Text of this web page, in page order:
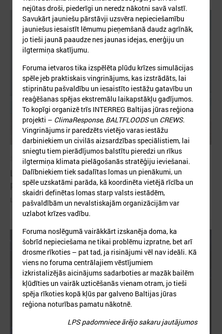
2026. gada 18. maijs
LPS Azerbaidžānā piedalās vērienīgajā Pasaules
pilsētu forumā
LPS Azerbaidžānā piedalās vērienīgajā Pasaules pilsētu forumā
nejūtas droši, piederīgi un neredz nākotni savā valstī.
Savukārt jauniešu pārstāvji uzsvēra nepieciešamību
jauniešus iesaistīt lēmumu pieņemšanā daudz agrīnāk,
jo tieši jaunā paaudze nes jaunas idejas, enerģiju un
ilgtermiņa skatījumu.
Foruma ietvaros tika izspēlēta plūdu krīzes simulācijas
spēle jeb praktiskais vingrinājums, kas izstrādāts, lai
stiprinātu pašvaldību un iesaistīto iestāžu gatavību un
reaģēšanas spējas ekstremālu laikapstākļu gadījumos.
To kopīgi organizē trīs INTERREG Baltijas jūras reģiona
projekti – ClimaResponse, BALTFLOODSun CREWS.
Vingrinājums ir paredzēts vietējo varas iestāžu
darbiniekiem un civilās aizsardzības speciālistiem, lai
sniegtu tiem pierādījumos balstītu pieredzi un rīkus
ilgtermiņa klimata pielāgošanās stratēģiju ieviešanai.
Dalībniekiem tiek sadalītas lomas un pienākumi, un
spēle uzskatāmi parāda, kā koordinēta vietējā rīcība un
skaidri definētas lomas starp valsts iestādēm,
pašvaldībām un nevalstiskajām organizācijām var
uzlabot krīzes vadību.
Foruma noslēgumā vairākkārt izskanēja doma, ka
šobrīd nepieciešama ne tikai problēmu izpratne, bet arī
drosme rīkoties – pat tad, ja risinājumi vēl nav ideāli. Kā
viens no foruma centrālajiem vēstījumiem
izkristalizējās aicinājums sadarboties ar mazāk bailēm
kļūdīties un vairāk uzticēšanās vienam otram, jo tieši
spēja rīkoties kopā kļūs par galveno Baltijas jūras
reģiona noturības pamatu nākotnē.
LPS padomniece ārējo sakaru jautājumos